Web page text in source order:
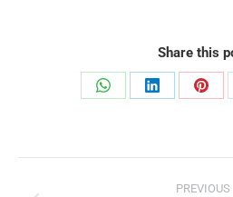
Share this
Share
Share
PREVIOUS